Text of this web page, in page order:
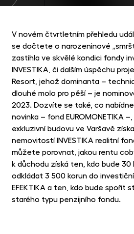
V novém čtvrtletním přehledu
se dočtete o narozeninové
zastihla ve skvělé kondici fondy
INVESTIKA, či dalším úspěchu
Resort, jehož dominanta –
dlouhé molo pro pěší – je
2023. Dozvíte se také, co
novinka – fond EUROMONETIKA
exkluzivní budovu ve Varšavě
nemovitostí INVESTIKA realitní
můžete porovnat, jakou rentu
k důchodu získá ten, kdo bude 30
odkládat 3 500 korun do
EFEKTIKA a ten, kdo bude spořit
starého typu penzijního fondu.